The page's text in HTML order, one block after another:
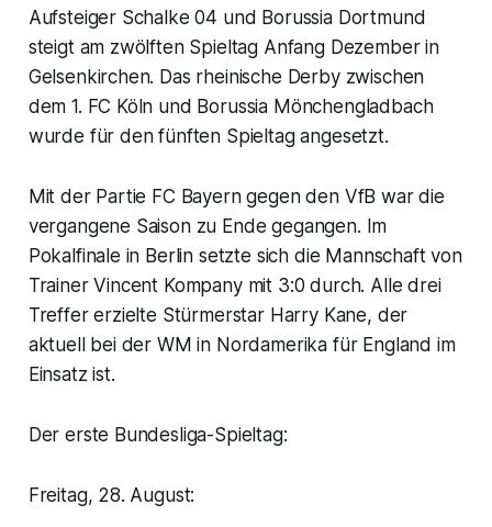
Aufsteiger Schalke 04 und Borussia Dortmund
steigt am zwölften Spieltag Anfang Dezember in
Gelsenkirchen. Das rheinische Derby zwischen
dem 1. FC Köln und Borussia Mönchengladbach
wurde für den fünften Spieltag angesetzt.
Mit der Partie FC Bayern gegen den VfB war die
vergangene Saison zu Ende gegangen. Im
Pokalfinale in Berlin setzte sich die Mannschaft von
Trainer Vincent Kompany mit 3:0 durch. Alle drei
Treffer erzielte Stürmerstar Harry Kane, der
aktuell bei der WM in Nordamerika für England im
Einsatz ist.
Der erste Bundesliga-Spieltag:
Freitag, 28. August: